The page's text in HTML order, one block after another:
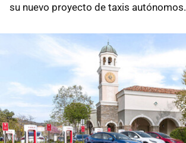
su nuevo proyecto de taxis autónomos.